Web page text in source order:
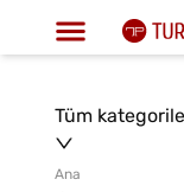
Tüm
Ana